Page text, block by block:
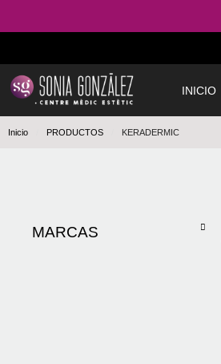
INICIO
Inicio PRODUCTOS KERADERMIC
MARCAS